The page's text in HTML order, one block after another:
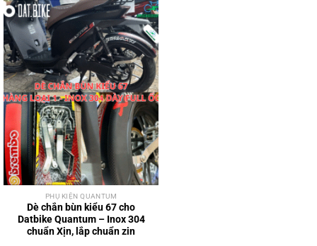
PHỤ KIỆN QUANTUM
Dè chắn bùn kiểu 67 cho
Datbike Quantum – Inox 304
chuẩn Xịn, lắp chuẩn zin